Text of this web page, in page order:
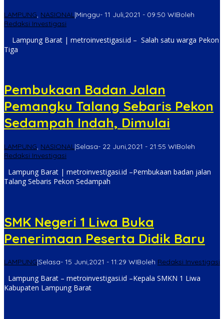
LAMPUNG, NASIONAL|Minggu- 11 Juli,2021 - 09:50 WIBoleh
Redaksi Investigasi
Lampung Barat | metroinvestigasi.id – Salah satu warga Pekon
Tiga
Pembukaan Badan Jalan
Pemangku Talang Sebaris Pekon
Sedampah Indah, Dimulai
LAMPUNG, NASIONAL|Selasa- 22 Juni,2021 - 21:55 WIBoleh
Redaksi Investigasi
Lampung Barat | metroinvestigasi.id –Pembukaan badan jalan
Talang Sebaris Pekon Sedampah
SMK Negeri 1 Liwa Buka
Penerimaan Peserta Didik Baru
LAMPUNG|Selasa- 15 Juni,2021 - 11:29 WIBoleh Redaksi Investigasi
Lampung Barat – metroinvestigasi.id –Kepala SMKN 1 Liwa
Kabupaten Lampung Barat